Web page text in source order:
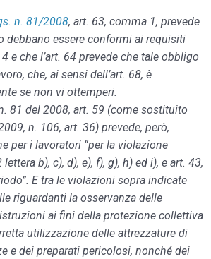
n. 81/2008, art. 63, comma 1, prevede
debbano essere conformi ai requisiti
e che l’art. 64 prevede che tale obbligo
che, ai sensi dell’art. 68, è
se non vi ottemperi.
81 del 2008, art. 59 (come sostituito
n. 106, art. 36) prevede, però,
per i lavoratori “per la violazione
b), c), d), e), f), g), h) ed i), e art. 43,
E tra le violazioni sopra indicate
riguardanti la osservanza delle
ai fini della protezione collettiva
utilizzazione delle attrezzature di
e dei preparati pericolosi, nonché dei